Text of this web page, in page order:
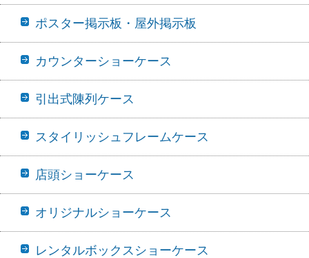
ポスター掲示板・屋外掲示板
カウンターショーケース
引出式陳列ケース
スタイリッシュフレームケース
店頭ショーケース
オリジナルショーケース
レンタルボックスショーケース